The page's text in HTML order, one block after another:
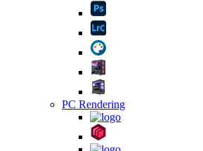
PC Rendering